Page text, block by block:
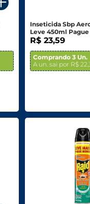
Inseticida Sbp
Leve 450ml
R$ 23,59
Comprando 3 Un.
A un. sai por R$